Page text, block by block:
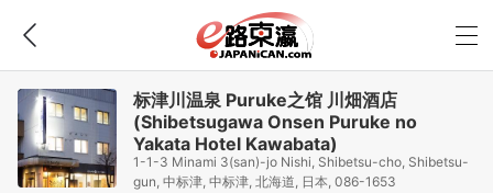
标津川温泉 Puruke之馆 川畑酒店
(Shibetsugawa Onsen Puruke no
Yakata Hotel Kawabata)
1-1-3 Minami 3(san)-jo Nishi, Shibetsu-cho, Shibetsu-
gun, 中标津, 中标津, 北海道, 日本, 086-1653